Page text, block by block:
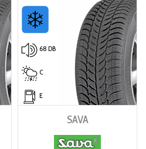
68 DB
C
E
SAVA